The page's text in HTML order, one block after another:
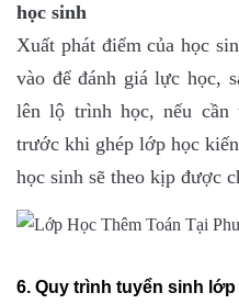
học sinh
Xuất phát điểm của học
vào để đánh giá lực học,
lên lộ trình học, nếu
trước khi ghép lớp học
học sinh sẽ theo kịp được
6. Quy trình tuyển sinh